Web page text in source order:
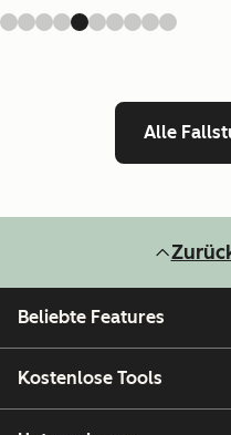
Alle
Beliebte Features
Kostenlose Tools